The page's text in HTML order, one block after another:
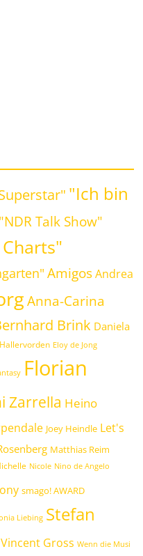
"Ich bin
"NDR Talk Show"
Amigos Andrea
Anna-Carina
Brink Daniela
Eloy de Jong
Florian
Zarrella Heino
Joey Heindle Let's
Matthias Reim
Nicole Nino de Angelo
smago! AWARD
Liebing Stefan
Vincent Gross Wenn die Musi